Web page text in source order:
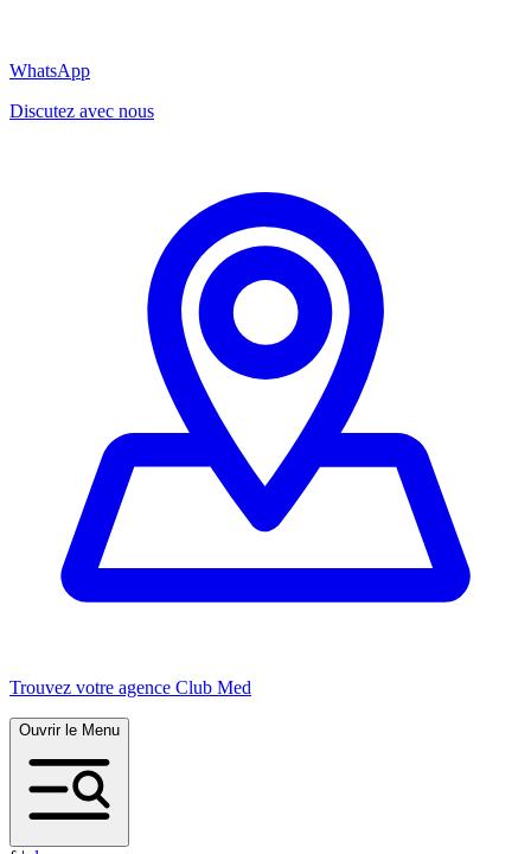
WhatsApp
Discutez avec nous
Trouvez votre agence Club Med
Ouvrir le Menu